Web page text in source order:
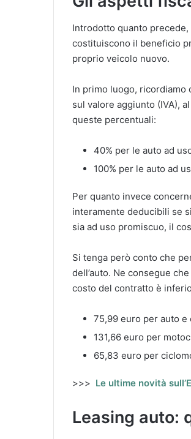
Introdotto quanto
costituiscono il beneficio
proprio veicolo nuovo.
In primo luogo, ricordiamo
sul valore aggiunto (IVA),
queste percentuali:
40% per le auto ad
100% per le auto ad
Per quanto invece
interamente deducibili se
sia ad uso promiscuo, il
Si tenga però conto che
dell’auto. Ne consegue
costo del contratto è
75,99 euro per auto e
131,66 euro per
65,83 euro per
>>> Le ultime novità
Leasing auto: